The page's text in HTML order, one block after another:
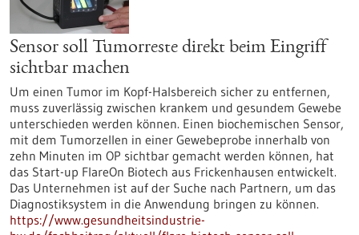
Sensor soll Tumorreste direkt beim Eingriff
sichtbar machen
Um einen Tumor im Kopf-Halsbereich sicher zu entfernen,
muss zuverlässig zwischen krankem und gesundem Gewebe
unterschieden werden können. Einen biochemischen Sensor,
mit dem Tumorzellen in einer Gewebeprobe innerhalb von
zehn Minuten im OP sichtbar gemacht werden können, hat
das Start-up FlareOn Biotech aus Frickenhausen entwickelt.
Das Unternehmen ist auf der Suche nach Partnern, um das
Diagnostiksystem in die Anwendung bringen zu können.
https://www.gesundheitsindustrie-